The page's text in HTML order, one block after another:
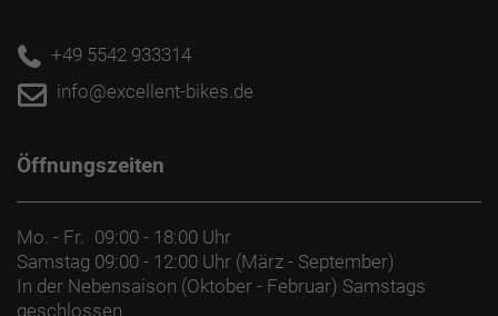
+49 5542 933314
info@excellent-bikes.de
Öffnungszeiten
Mo. - Fr.
09:00 - 18:00 Uhr
Samstag 09:00 - 12:00 Uhr (März - September)
In der Nebensaison (Oktober - Februar) Samstags
geschlossen